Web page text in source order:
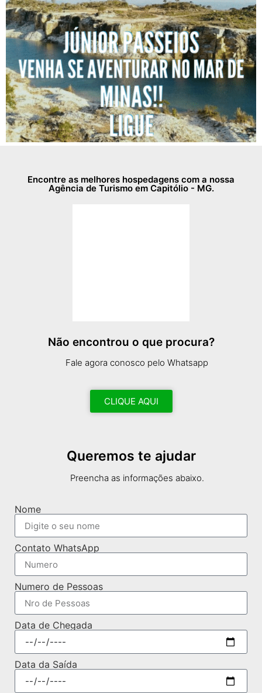
Encontre as melhores hospedagens com a nossa
Agência de Turismo em Capitólio - MG.
Não encontrou o que procura?
Fale agora conosco pelo Whatsapp
CLIQUE AQUI
Queremos te ajudar
Preencha as informações abaixo.
Nome
Contato WhatsApp
Numero de Pessoas
Data de Chegada
Data da Saída